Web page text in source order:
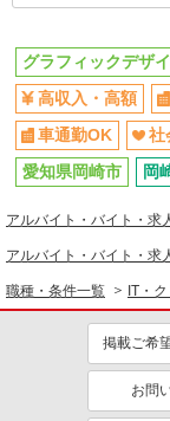
グラフィックデザ
高収入・高額
車通勤OK
社
愛知県岡崎市
岡
アルバイト・バイト・求
アルバイト・バイト・求
職種・条件一覧 IT・
掲載ご希
お問